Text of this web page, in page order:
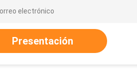
Presentación